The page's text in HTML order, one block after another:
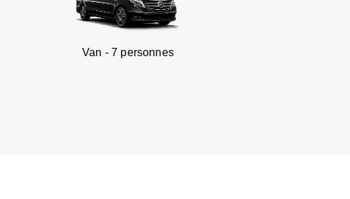
Van - 7 personnes SUV - 3